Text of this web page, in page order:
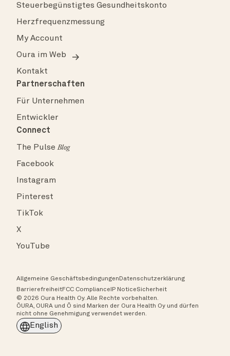
Steuerbegünstigtes Gesundheitskonto
Herzfrequenzmessung
My Account
Oura im Web
Kontakt
Partnerschaften
Für Unternehmen
Entwickler
Connect
The PulseBlog
Facebook
Instagram
Pinterest
TikTok
X
YouTube
Allgemeine Geschäftsbedingungen Datenschutzerklärung
BarrierefreiheitFCC Compliance IP NoticeSicherheit
© 2026 Oura Health Oy. Alle Rechte vorbehalten.
ŌURA, OURA und Ō sind Marken der Oura Health Oy und dürfen
nicht ohne Genehmigung verwendet werden.
English